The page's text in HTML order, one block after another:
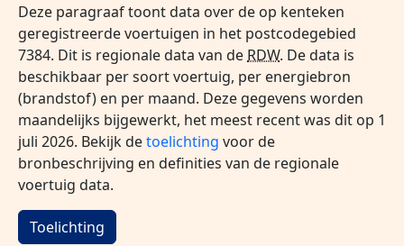
Deze paragraaf toont data over de op kenteken
geregistreerde voertuigen in het postcodegebied
7384. Dit is regionale data van de RDW. De data is
beschikbaar per soort voertuig, per energiebron
(brandstof) en per maand. Deze gegevens worden
maandelijks bijgewerkt, het meest recent was dit op 1
juli 2026. Bekijk detoelichting voor de
bronbeschrijving en definities van de regionale
voertuig data.
Toelichting